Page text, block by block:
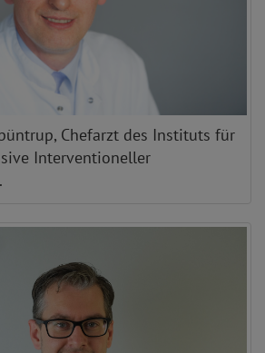
Chefarzt des Instituts für
Interventioneller